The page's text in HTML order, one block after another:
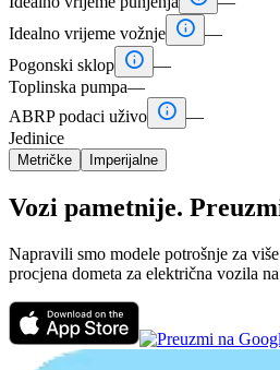
Idealno vrijeme vožnje  —
Pogonski sklop  —
Toplinska pumpa—
ABRP podaci uživo  —
Jedinice
Metričke Imperijalne
Vozi pametnije.
Napravili smo modele potrošnje za
procjena dometa za električna vozila